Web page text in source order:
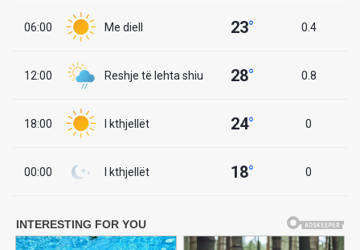
06:00 Me diell 23° 0.4
12:00 Reshje të lehta shiu 28° 0.8
18:00 I kthjellët 24° 0
00:00 I kthjellët 18° 0